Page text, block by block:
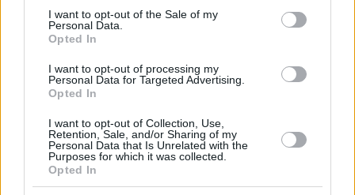
consent section.
I want to opt-out of the Sale of my
Personal Data.
Opted In
I want to opt-out of processing my
Personal Data for Targeted Advertising.
Opted In
I want to opt-out of Collection, Use,
Retention, Sale, and/or Sharing of my
Personal Data that Is Unrelated with the
Purposes for which it was collected.
Opted In
Προηγούμενη
Ύπαιθρος Χώρα
Deal